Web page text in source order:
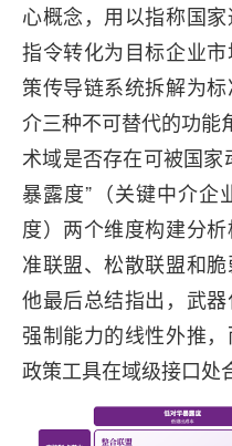
心概念，用以指称国
指令转化为目标企业
策传导链系统拆解为
介三种不可替代的功能
术域是否存在可被国家
暴露度”（关键中介企
度）两个维度构建分
准联盟、松散联盟和脆
他最后总结指出，武
强制能力的线性外推
政策工具在域级接口处